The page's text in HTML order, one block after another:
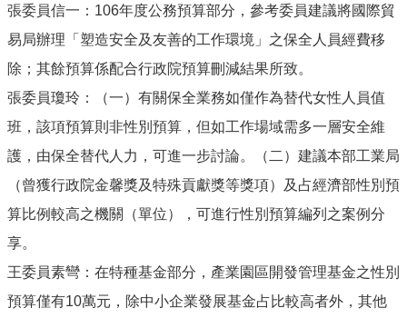
張委員信一：106年度公務預算部分，參考委員建議將國際貿
易局辦理「塑造安全及友善的工作環境」之保全人員經費移
除；其餘預算係配合行政院預算刪減結果所致。
張委員瓊玲：（一）有關保全業務如僅作為替代女性人員值
班，該項預算則非性別預算，但如工作場域需多一層安全維
護，由保全替代人力，可進一步討論。（二）建議本部工業局
（曾獲行政院金馨獎及特殊貢獻獎等獎項）及占經濟部性別預
算比例較高之機關（單位），可進行性別預算編列之案例分
享。
王委員素彎：在特種基金部分，產業園區開發管理基金之性別
預算僅有10萬元，除中小企業發展基金占比較高者外，其他